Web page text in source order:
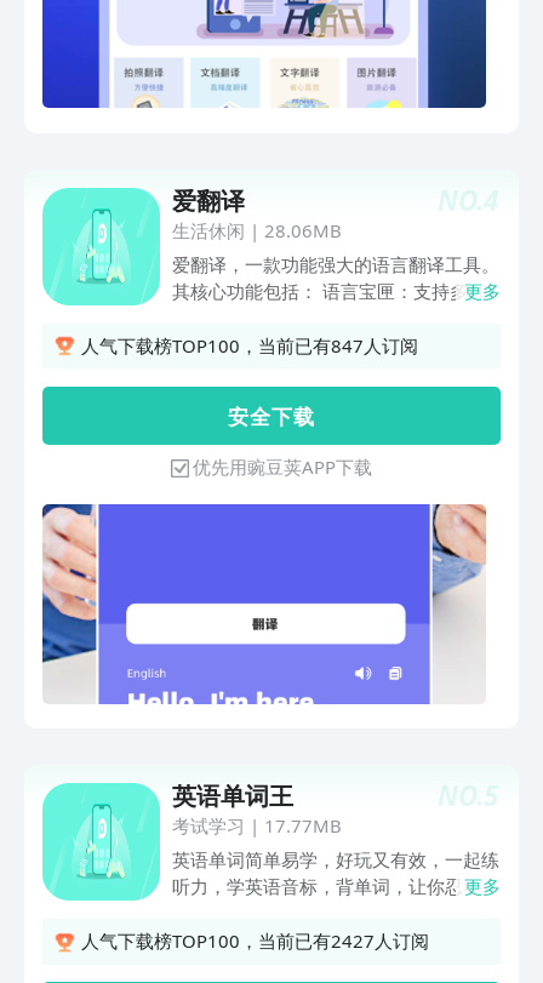
NO.4
爱翻译
生活休闲 | 28.06MB
爱翻译，一款功能强大的语言翻译工具。
其核心功能包括： 语言宝匣：支持多种
求。 翻译记录：自动保存翻译历史，方
词汇库，助力您快速掌握韩文。 爱翻
译，让您的语言学习之旅更加轻松高效。
更多
人气下载榜TOP100，当前已有847人订阅
安 全 下 载
优先用豌豆荚APP下载
NO.5
英语单词王
考试学习 | 17.77MB
英语单词简单易学，好玩又有效，一起练
听力，学英语音标，背单词，让你忍不住
想！1、根据英语口语水平定制课程，四
更多
人气下载榜TOP100，当前已有2427人订阅